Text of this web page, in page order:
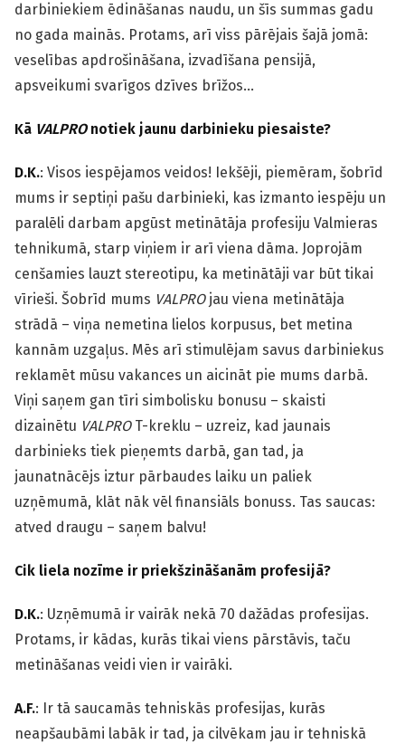
darbiniekiem ēdināšanas naudu, un šīs summas gadu
no gada mainās. Protams, arī viss pārējais šajā jomā:
veselības apdrošināšana, izvadīšana pensijā,
apsveikumi svarīgos dzīves brīžos…
Kā VALPROnotiek jaunu darbinieku piesaiste?
D.K.: Visos iespējamos veidos! Iekšēji, piemēram, šobrīd
mums ir septiņi pašu darbinieki, kas izmanto iespēju un
paralēli darbam apgūst metinātāja profesiju Valmieras
tehnikumā, starp viņiem ir arī viena dāma. Joprojām
cenšamies lauzt stereotipu, ka metinātāji var būt tikai
vīrieši. Šobrīd mums VALPROjau viena metinātāja
strādā – viņa nemetina lielos korpusus, bet metina
kannām uzgaļus. Mēs arī stimulējam savus darbiniekus
reklamēt mūsu vakances un aicināt pie mums darbā.
Viņi saņem gan tīri simbolisku bonusu – skaisti
dizainētu VALPROT-kreklu – uzreiz, kad jaunais
darbinieks tiek pieņemts darbā, gan tad, ja
jaunatnācējs iztur pārbaudes laiku un paliek
uzņēmumā, klāt nāk vēl finansiāls bonuss. Tas saucas:
atved draugu – saņem balvu!
Cik liela nozīme ir priekšzināšanām profesijā?
D.K.: Uzņēmumā ir vairāk nekā 70 dažādas profesijas.
Protams, ir kādas, kurās tikai viens pārstāvis, taču
metināšanas veidi vien ir vairāki.
A.F.: Ir tā saucamās tehniskās profesijas, kurās
neapšaubāmi labāk ir tad, ja cilvēkam jau ir tehniskā